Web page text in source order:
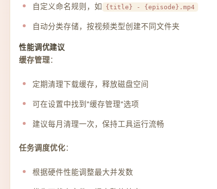
自定义命名规则，如 {title} - {episode}.mp4
自动分类存储，按视频类型创建不同文件夹
性能调优建议
缓存管理：
定期清理下载缓存，释放磁盘空间
可在设置中找到"缓存管理"选项
建议每月清理一次，保持工具运行流畅
任务调度优化：
根据硬件性能调整最大并发数